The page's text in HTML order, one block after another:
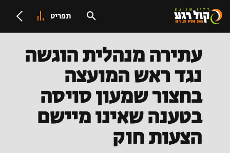
תפריט
עתירה מנהלית הוגשה
נגד ראש המועצה
בחצור שמעון סויסה
בטענה שאינו מיישם
הצעות חוק